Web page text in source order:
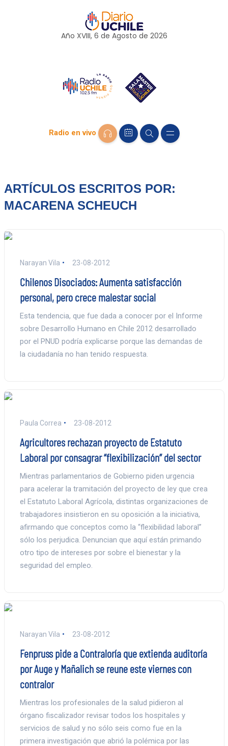
Año XVIII, 6 de Agosto de 2026
Radio en vivo
ARTÍCULOS ESCRITOS POR:
MACARENA SCHEUCH
Narayan Vila 23-08-2012
Chilenos Disociados: Aumenta satisfacción
personal, pero crece malestar social
Esta tendencia, que fue dada a conocer por el Informe
sobre Desarrollo Humano en Chile 2012 desarrollado
por el PNUD podría explicarse porque las demandas de
la ciudadanía no han tenido respuesta.
Paula Correa 23-08-2012
Agricultores rechazan proyecto de Estatuto
Laboral por consagrar “flexibilización” del sector
Mientras parlamentarios de Gobierno piden urgencia
para acelerar la tramitación del proyecto de ley que crea
el Estatuto Laboral Agrícola, distintas organizaciones de
trabajadores insistieron en su oposición a la iniciativa,
afirmando que conceptos como la “flexibilidad laboral”
sólo los perjudica. Denuncian que aquí están primando
otro tipo de intereses por sobre el bienestar y la
seguridad del empleo.
Narayan Vila 23-08-2012
Fenpruss pide a Contraloría que extienda auditoría
por Auge y Mañalich se reune este viernes con
contralor
Mientras los profesionales de la salud pidieron al
órgano fiscalizador revisar todos los hospitales y
servicios de salud y no sólo seis como fue en la
primera investigación que abrió la polémica por las